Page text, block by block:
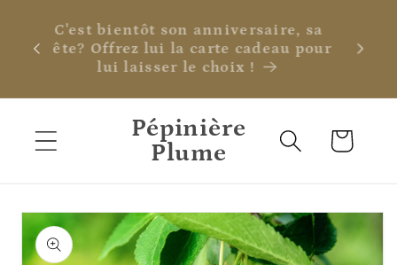
passer
au
contenu
C'est bientôt son anniversaire, sa
fête? Offrez lui la carte cadeau pour
lui laisser le choix !
Pépinière
Plume
Panier
Passer aux
informations
produits